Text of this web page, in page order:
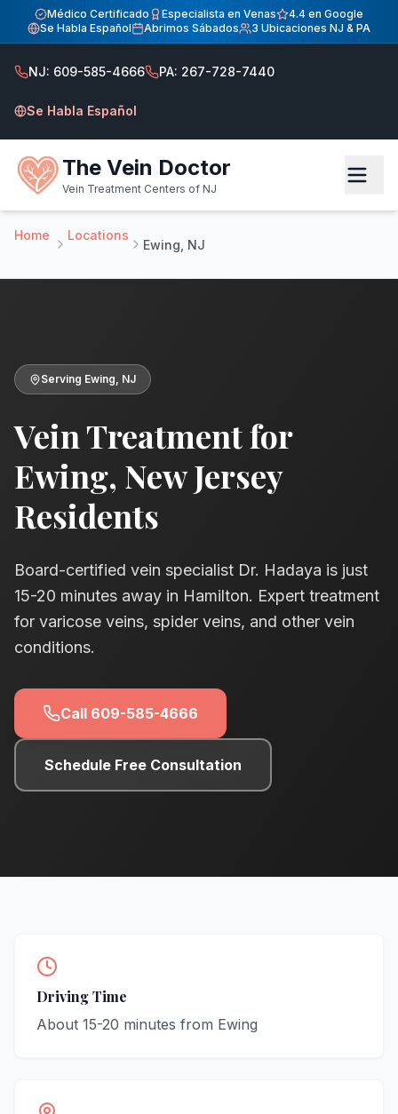
Inicio
Centro de Tratamiento de Venas — Sirviendo a Ewing, NJ
Atendiendo pacientes de Ewing NJ. Dr. Hadaya
Médico Certificado Especialista en Venas
4.4 en Google
Se Habla Español
Abrimos Sábados 3 Ubicaciones NJ & PA
NJ: 609-585-4666 PA: 267-728-7440
Se Habla Español
The Vein Doctor
Vein Treatment Centers of NJ
Home Locations
Ewing, NJ
Serving Ewing, NJ
Vein Treatment for
Ewing, New Jersey
Residents
Board-certified vein specialist Dr. Hadaya is just
15-20 minutes away in Hamilton. Expert treatment
for varicose veins, spider veins, and other vein
conditions.
Call 609-585-4666
Schedule Free Consultation
Driving Time
About 15-20 minutes from Ewing